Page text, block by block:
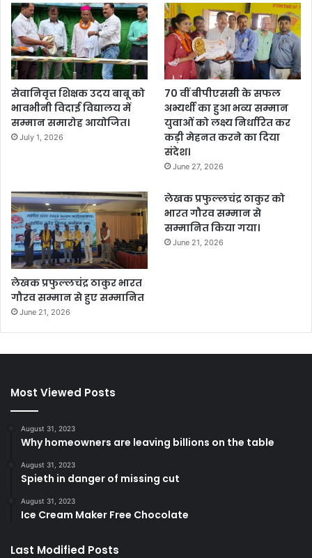
सेवानिवृत्त शिक्षक उदय बाबू को
भावभीनी विदाई विद्यालय में
सम्मान समारोह आयोजित।
July 1, 2026
70 वीं बीपीएससी के सफल
अभ्यर्थी का हुआ भव्य सम्मान
युवाओं को लक्ष्य निर्धारित कर
कड़ी मेहनत करने का दिया
संदेश।
June 27, 2026
लेखक प्रफुल्लचंद्र ठाकुर भारत
गौरव सम्मान से हुए सम्मानित
June 21, 2026
लेखक प्रफुल्लचंद्र ठाकुर को
भारत गौरव सम्मान से
सम्मानित किया गया।
June 21, 2026
Most Viewed Posts
August 31, 2023
Why homeowners are leaving billions on the table
August 31, 2023
Spieth in danger of missing cut
August 31, 2023
Ice Cream Maker Free Chocolate
Last Modified Posts